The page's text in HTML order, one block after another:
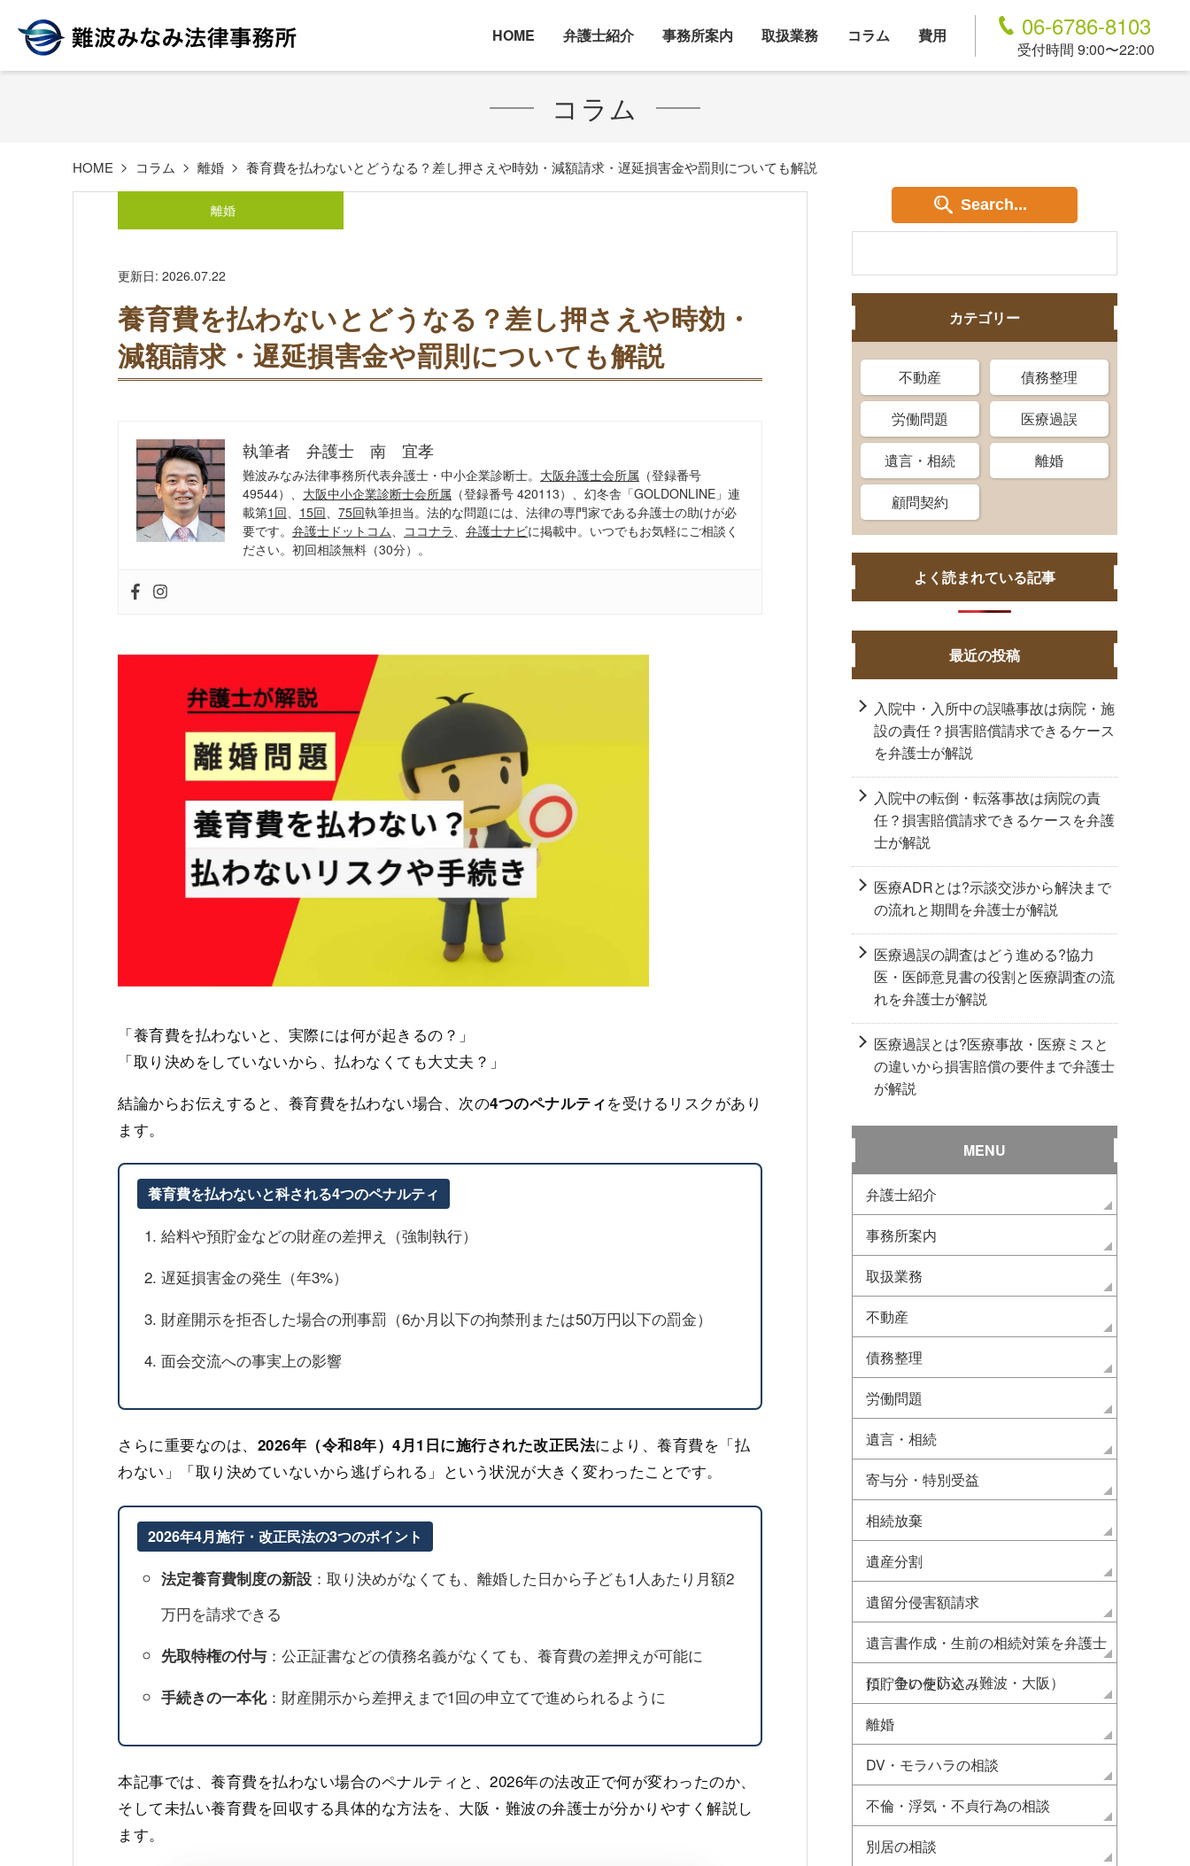
HOME 弁護士紹介 事務所案内 取扱業務 コラム 費用 06-6786-8103
受付時間 9:00〜22:00
コラム
HOME コラム 離婚 養育費を払わないとどうなる？差し押さえや時効・減額請求・遅延損害金や罰則についても解説
離婚
更新日: 2026.07.22
養育費を払わないとどうなる？差し押さえや時効・
減額請求・遅延損害金や罰則についても解説
執筆者 弁護士 南 宜孝
難波みなみ法律事務所代表弁護士・中小企業診断士。 大阪弁護士会所属 （登録番号
49544）、 大阪中小企業診断士会所属 （登録番号 420113）、幻冬舎「GOLDONLINE」連
載第1回、 15回、 75回執筆担当。法的な問題には、法律の専門家である弁護士の助けが必
要です。 弁護士ドットコム、 ココナラ、 弁護士ナビに掲載中。いつでもお気軽にご相談く
ださい。初回相談無料（30分）。
「養育費を払わないと、実際には何が起きるの？」
「取り決めをしていないから、払わなくても大丈夫？」
結論からお伝えすると、養育費を払わない場合、次の4つのペナルティを受けるリスクがあり
ます。
養育費を払わないと科される4つのペナルティ
給料や預貯金などの財産の差押え（強制執行）
遅延損害金の発生（年3%）
財産開示を拒否した場合の刑事罰（6か月以下の拘禁刑または50万円以下の罰金）
面会交流への事実上の影響
さらに重要なのは、 2026年（令和8年）4月1日に施行された改正民法により、養育費を「払
わない」「取り決めていないから逃げられる」という状況が大きく変わったことです。
2026年4月施行・改正民法の3つのポイント
法定養育費制度の新設 ：取り決めがなくても、離婚した日から子ども1人あたり月額2
万円を請求できる
先取特権の付与 ：公正証書などの債務名義がなくても、養育費の差押えが可能に
手続きの一本化：財産開示から差押えまで1回の申立てで進められるように
本記事では、養育費を払わない場合のペナルティと、2026年の法改正で何が変わったのか、
そして未払い養育費を回収する具体的な方法を、大阪・難波の弁護士が分かりやすく解説し
ます。
Search...
カテゴリー
不動産 債務整理
労働問題 医療過誤
遺言・相続 離婚
顧問契約
よく読まれている記事
最近の投稿
入院中・入所中の誤嚥事故は病院・施
設の責任？損害賠償請求できるケース
を弁護士が解説
入院中の転倒・転落事故は病院の責
任？損害賠償請求できるケースを弁護
士が解説
医療ADRとは?示談交渉から解決まで
の流れと期間を弁護士が解説
医療過誤の調査はどう進める?協力
医・医師意見書の役割と医療調査の流
れを弁護士が解説
医療過誤とは?医療事故・医療ミスと
の違いから損害賠償の要件まで弁護士
が解説
MENU
弁護士紹介
事務所案内
取扱業務
不動産
債務整理
労働問題
遺言・相続
寄与分・特別受益
相続放棄
遺産分割
遺留分侵害額請求
遺言書作成・生前の相続対策を弁護士
に 争いを防ぐ（難波・大阪）
預貯金の使い込み
離婚
DV・モラハラの相談
不倫・浮気・不貞行為の相談
別居の相談